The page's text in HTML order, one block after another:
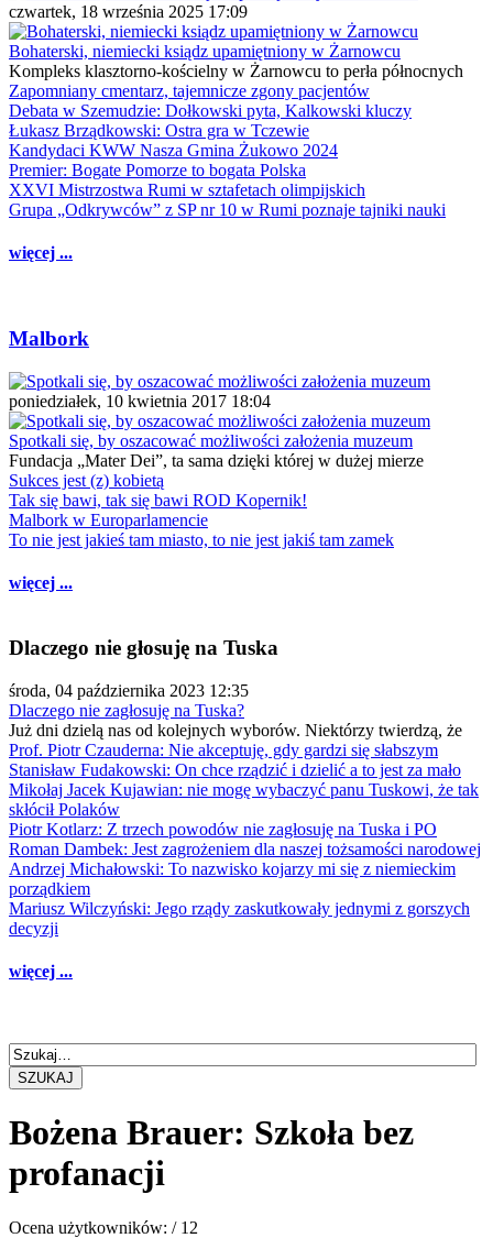
czwartek, 18 września 2025 17:09
Bohaterski, niemiecki ksiądz upamiętniony w Żarnowcu
Kompleks klasztorno-kościelny w Żarnowcu to perła północnych
Zapomniany cmentarz, tajemnicze zgony pacjentów
Debata w Szemudzie: Dołkowski pyta, Kalkowski kluczy
Łukasz Brządkowski: Ostra gra w Tczewie
Kandydaci KWW Nasza Gmina Żukowo 2024
Premier: Bogate Pomorze to bogata Polska
XXVI Mistrzostwa Rumi w sztafetach olimpijskich
Grupa „Odkrywców” z SP nr 10 w Rumi poznaje tajniki nauki
więcej ...
Malbork
poniedziałek, 10 kwietnia 2017 18:04
Spotkali się, by oszacować możliwości założenia muzeum
Fundacja „Mater Dei”, ta sama dzięki której w dużej mierze
Sukces jest (z) kobietą
Tak się bawi, tak się bawi ROD Kopernik!
Malbork w Europarlamencie
To nie jest jakieś tam miasto, to nie jest jakiś tam zamek
więcej ...
Dlaczego nie głosuję na Tuska
środa, 04 października 2023 12:35
Dlaczego nie zagłosuję na Tuska?
Już dni dzielą nas od kolejnych wyborów. Niektórzy twierdzą, że
Prof. Piotr Czauderna: Nie akceptuję, gdy gardzi się słabszym
Stanisław Fudakowski: On chce rządzić i dzielić a to jest za mało
Mikołaj Jacek Kujawian: nie mogę wybaczyć panu Tuskowi, że tak
skłócił Polaków
Piotr Kotlarz: Z trzech powodów nie zagłosuję na Tuska i PO
Roman Dambek: Jest zagrożeniem dla naszej tożsamości narodowej
Andrzej Michałowski: To nazwisko kojarzy mi się z niemieckim
porządkiem
Mariusz Wilczyński: Jego rządy zaskutkowały jednymi z gorszych
decyzji
więcej ...
SZUKAJ
Bożena Brauer: Szkoła bez
profanacji
Ocena użytkowników: / 12